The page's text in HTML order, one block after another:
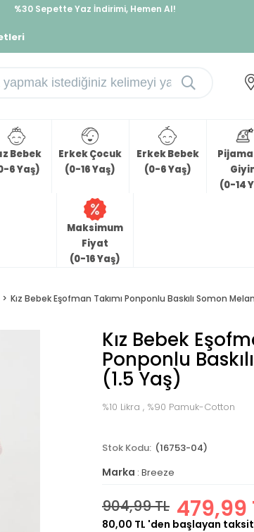
%30 Sepette Yaz İndirimi, Hemen Al!
Bebek
6 Yaş)
Erkek Çocuk
(0-16 Yaş)
Erkek Bebek
(0-6 Yaş)
Pijama
(0-14
Maksimum
Fiyat
(0-16 Yaş)
Kız Bebek Eşofman Takımı Ponponlu Baskılı Somon
Kız Bebek
Ponponlu
(1.5 Yaş)
%10 Likra , %90 Pamuk-Cotton
(16753-04)
Marka : Breeze
904,99 TL 479,99
80,00 TL 'den başlayan